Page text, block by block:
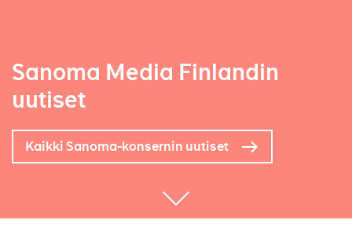
Sanoma Media Finlandin
uutiset
Kaikki Sanoma-konsernin uutiset